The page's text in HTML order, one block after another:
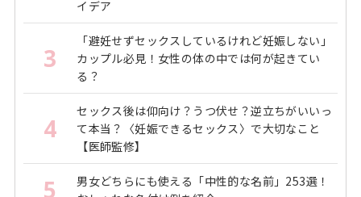
イデア
3
「避妊せずセックスしているけれど妊娠しない」
カップル必見！女性の体の中では何が起きてい
る？
4
セックス後は仰向け？うつ伏せ？逆立ちがいいっ
て本当？〈妊娠できるセックス〉で大切なこと
【医師監修】
5
男女どちらにも使える「中性的な名前」253選！